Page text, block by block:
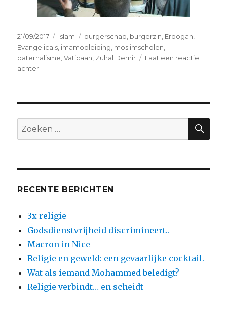
Geplaatst
op
21/09/2017 Categorieën
islam Tags
burgerschap, burgerzin, Erdogan,
Evangelicals, imamopleiding, moslimscholen,
paternalisme,Vaticaan, Zuhal Demir
Laat een reactie
achterop
zelf
hun
imams
Zoeken
naar:
RECENTE BERICHTEN
3x religie
Godsdienstvrijheid discrimineert..
Macron in Nice
Religie en geweld: een gevaarlijke cocktail.
Wat als iemand Mohammed beledigt?
Religie verbindt… en scheidt